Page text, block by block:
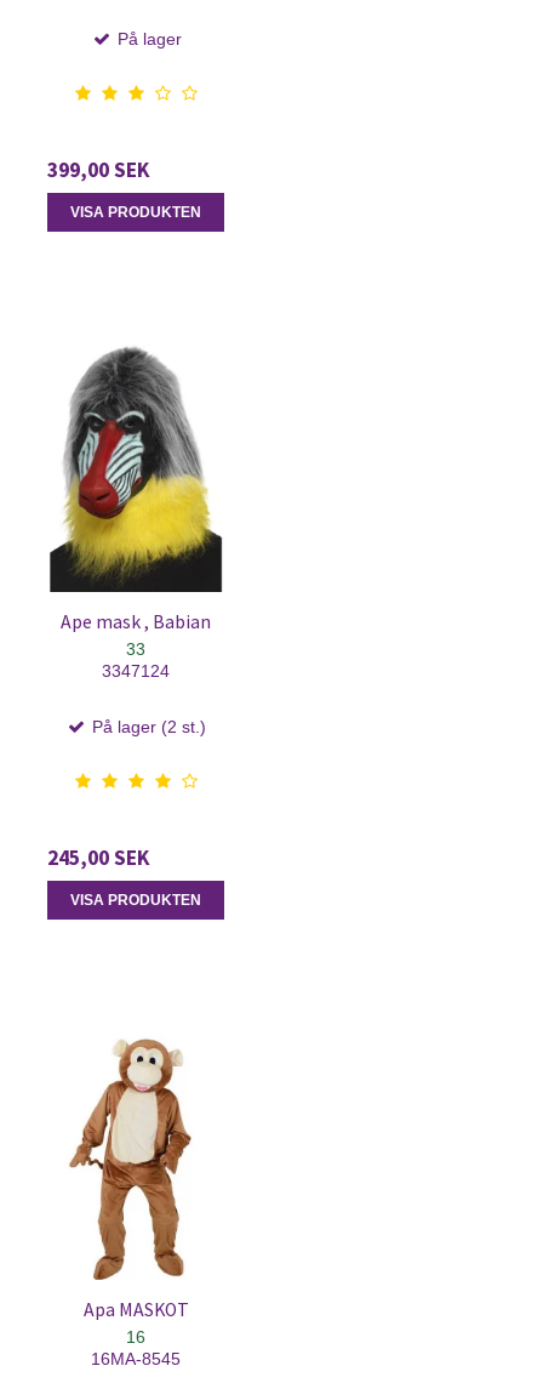
På lager
399,00 SEK
VISA PRODUKTEN
Ape mask , Babian
33
3347124
På lager (2 st.)
245,00 SEK
VISA PRODUKTEN
Apa MASKOT
16
16MA-8545